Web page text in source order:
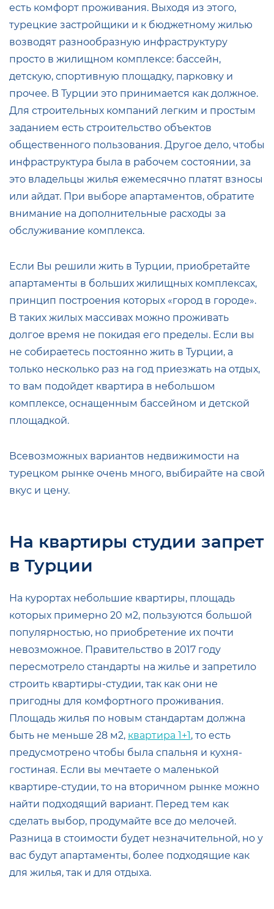
есть комфорт проживания. Выходя из этого,
турецкие застройщики и к бюджетному жилью
возводят разнообразную инфраструктуру
просто в жилищном комплексе: бассейн,
детскую, спортивную площадку, парковку и
прочее. В Турции это принимается как должное.
Для строительных компаний легким и простым
заданием есть строительство объектов
общественного пользования. Другое дело, чтобы
инфраструктура была в рабочем состоянии, за
это владельцы жилья ежемесячно платят взносы
или айдат. При выборе апартаментов, обратите
внимание на дополнительные расходы за
обслуживание комплекса.
Если Вы решили жить в Турции, приобретайте
апартаменты в больших жилищных комплексах,
принцип построения которых «город в городе».
В таких жилых массивах можно проживать
долгое время не покидая его пределы. Если вы
не собираетесь постоянно жить в Турции, а
только несколько раз на год приезжать на отдых,
то вам подойдет квартира в небольшом
комплексе, оснащенным бассейном и детской
площадкой.
Всевозможных вариантов недвижимости на
турецком рынке очень много, выбирайте на свой
вкус и цену.
На квартиры студии запрет
в Турции
На курортах небольшие квартиры, площадь
которых примерно 20 м2, пользуются большой
популярностью, но приобретение их почти
невозможное. Правительство в 2017 году
пересмотрело стандарты на жилье и запретило
строить квартиры-студии, так как они не
пригодны для комфортного проживания.
Площадь жилья по новым стандартам должна
быть не меньше 28 м2, квартира 1+1, то есть
предусмотрено чтобы была спальня и кухня-
гостиная. Если вы мечтаете о маленькой
квартире-студии, то на вторичном рынке можно
найти подходящий вариант. Перед тем как
сделать выбор, продумайте все до мелочей.
Разница в стоимости будет незначительной, но у
вас будут апартаменты, более подходящие как
для жилья, так и для отдыха.